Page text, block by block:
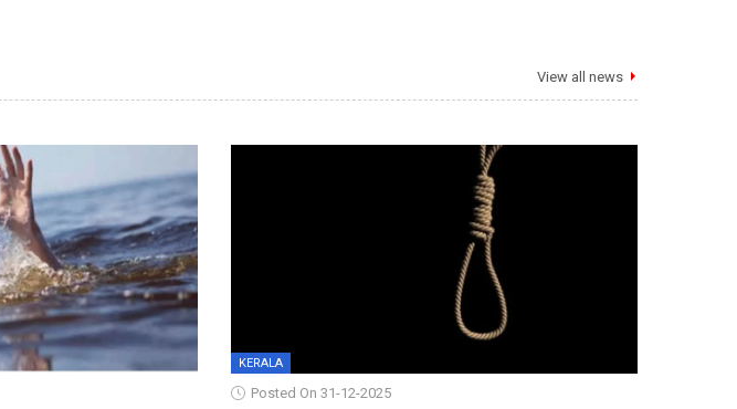
View all news
KERALA
Posted On 31-12-2025